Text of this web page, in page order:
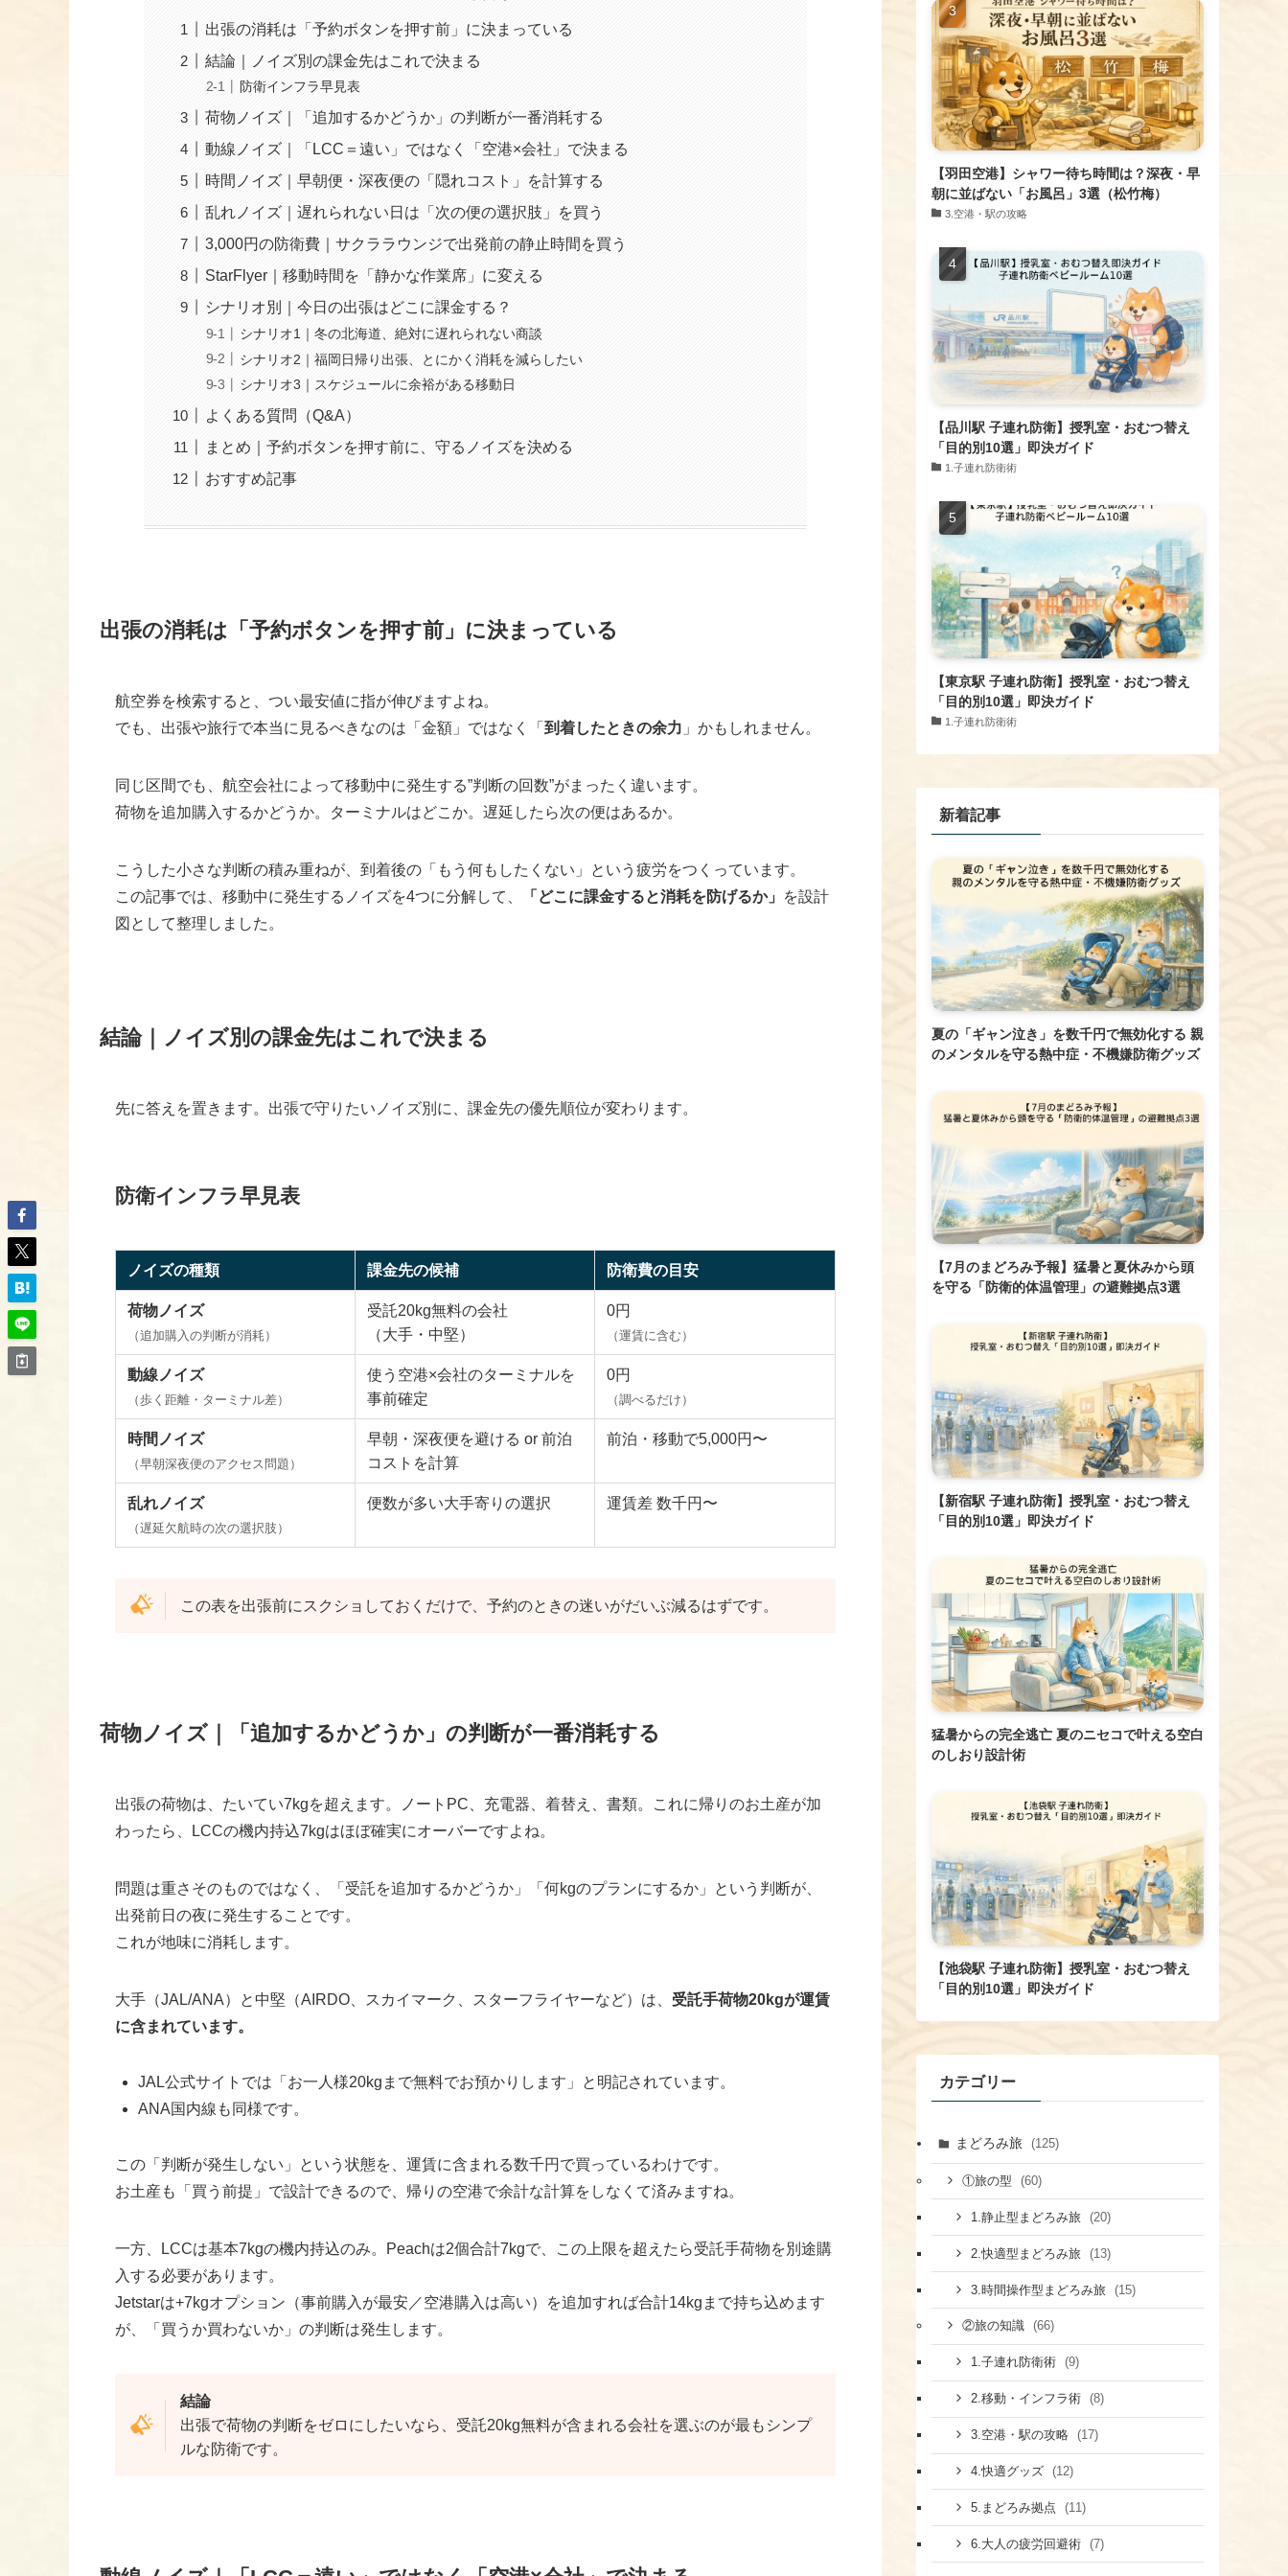
出張の消耗は「予約ボタンを押す前」に決まっている
結論｜ノイズ別の課金先はこれで決まる
防衛インフラ早見表
荷物ノイズ｜「追加するかどうか」の判断が一番消耗する
動線ノイズ｜「LCC＝遠い」ではなく「空港×会社」で決まる
時間ノイズ｜早朝便・深夜便の「隠れコスト」を計算する
乱れノイズ｜遅れられない日は「次の便の選択肢」を買う
3,000円の防衛費｜サクララウンジで出発前の静止時間を買う
StarFlyer｜移動時間を「静かな作業席」に変える
シナリオ別｜今日の出張はどこに課金する？
シナリオ1｜冬の北海道、絶対に遅れられない商談
シナリオ2｜福岡日帰り出張、とにかく消耗を減らしたい
シナリオ3｜スケジュールに余裕がある移動日
よくある質問（Q&A）
まとめ｜予約ボタンを押す前に、守るノイズを決める
おすすめ記事
出張の消耗は「予約ボタンを押す前」に決まっている
航空券を検索すると、つい最安値に指が伸びますよね。
でも、出張や旅行で本当に見るべきなのは「金額」ではなく「 到着したときの余力 」かもしれません。
同じ区間でも、航空会社によって移動中に発生する”判断の回数”がまったく違います。
荷物を追加購入するかどうか。ターミナルはどこか。遅延したら次の便はあるか。
こうした小さな判断の積み重ねが、到着後の「もう何もしたくない」という疲労をつくっています。
この記事では、移動中に発生するノイズを4つに分解して、
「どこに課金すると消耗を防げるか」
を設計
図として整理しました。
結論｜ノイズ別の課金先はこれで決まる
先に答えを置きます。出張で守りたいノイズ別に、課金先の優先順位が変わります。
防衛インフラ早見表
ノイズの種類 課金先の候補 防衛費の目安
荷物ノイズ
（追加購入の判断が消耗）
受託20kg無料の会社
（大手・中堅）
0円
（運賃に含む）
動線ノイズ
（歩く距離・ターミナル差）
使う空港×会社のターミナルを
事前確定
0円
（調べるだけ）
時間ノイズ
（早朝深夜便のアクセス問題）
早朝・深夜便を避ける or 前泊
コストを計算
前泊・移動で5,000円〜
乱れノイズ
（遅延欠航時の次の選択肢）
便数が多い大手寄りの選択 運賃差 数千円〜
この表を出張前にスクショしておくだけで、予約のときの迷いがだいぶ減るはずです。
荷物ノイズ｜「追加するかどうか」の判断が一番消耗する
出張の荷物は、たいてい7kgを超えます。ノートPC、充電器、着替え、書類。これに帰りのお土産が加
わったら、LCCの機内持込7kgはほぼ確実にオーバーですよね。
問題は重さそのものではなく、「受託を追加するかどうか」「何kgのプランにするか」という判断が、
出発前日の夜に発生することです。
これが地味に消耗します。
大手（JAL/ANA）と中堅（AIRDO、スカイマーク、スターフライヤーなど）は、 受託手荷物20kgが運賃
に含まれています。
JAL公式サイトでは「お一人様20kgまで無料でお預かりします」と明記されています。
ANA国内線も同様です。
この「判断が発生しない」という状態を、運賃に含まれる数千円で買っているわけです。
お土産も「買う前提」で設計できるので、帰りの空港で余計な計算をしなくて済みますね。
一方、LCCは基本7kgの機内持込のみ。Peachは2個合計7kgで、この上限を超えたら受託手荷物を別途購
入する必要があります。
Jetstarは+7kgオプション（事前購入が最安／空港購入は高い）を追加すれば合計14kgまで持ち込めます
が、「買うか買わないか」の判断は発生します。
結論
出張で荷物の判断をゼロにしたいなら、受託20kg無料が含まれる会社を選ぶのが最もシンプ
ルな防衛です。
【羽田空港】シャワー待ち時間は？深夜・早
朝に並ばない「お風呂」3選（松竹梅）
​3.空港・駅の攻略
【品川駅 子連れ防衛】授乳室・おむつ替え
「目的別10選」即決ガイド
1.子連れ防衛術
【東京駅 子連れ防衛】授乳室・おむつ替え
「目的別10選」即決ガイド
1.子連れ防衛術
新着記事
夏の「ギャン泣き」を数千円で無効化する 親
のメンタルを守る熱中症・不機嫌防衛グッズ
【7月のまどろみ予報】猛暑と夏休みから頭
を守る「防衛的体温管理」の避難拠点3選
【新宿駅 子連れ防衛】授乳室・おむつ替え
「目的別10選」即決ガイド
猛暑からの完全逃亡 夏のニセコで叶える空白
のしおり設計術
【池袋駅 子連れ防衛】授乳室・おむつ替え
「目的別10選」即決ガイド
カテゴリー
まどろみ旅 (125)
①旅の型 (60)
1.静止型まどろみ旅 (20)
2.快適型まどろみ旅 (13)
3.時間操作型まどろみ旅 (15)
②旅の知識 (66)
1.子連れ防衛術 (9)
​2.移動・インフラ術 (8)
​3.空港・駅の攻略 (17)
​4.快適グッズ (12)
​5.まどろみ拠点 (11)
6.大人の疲労回避術 (7)